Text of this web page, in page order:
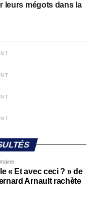
leurs mégots dans la
« Et avec ceci ? » de
Arnault rachète